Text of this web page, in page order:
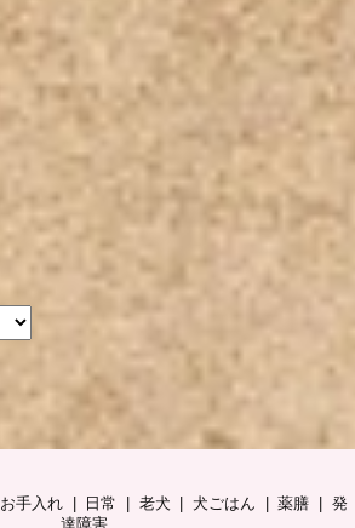
お手入れ 日常 老犬 犬ごはん 薬膳
発
達障害